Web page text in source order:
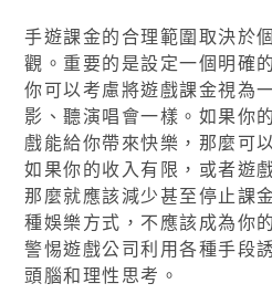
手遊課金的合理範圍取決於
觀。重要的是設定一個明確
你可以考慮將遊戲課金視為
影、聽演唱會一樣。如果你
戲能給你帶來快樂，那麼可
如果你的收入有限，或者遊
那麼就應該減少甚至停止課
種娛樂方式，不應該成為你
警惕遊戲公司利用各種手段
頭腦和理性思考。